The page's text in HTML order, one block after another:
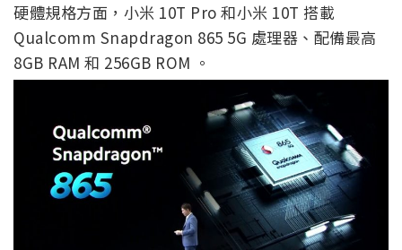
硬體規格方面，小米 10T Pro 和小米 10T 搭載
Qualcomm Snapdragon 865 5G 處理器、配備最高
8GB RAM 和 256GB ROM 。